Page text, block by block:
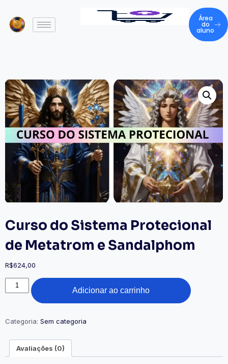
Área
do
aluno
Curso do Sistema Protecional
de Metatrom e Sandalphom
R$624,00
Adicionar ao carrinho
Categoria: Sem categoria
Avaliações (0)